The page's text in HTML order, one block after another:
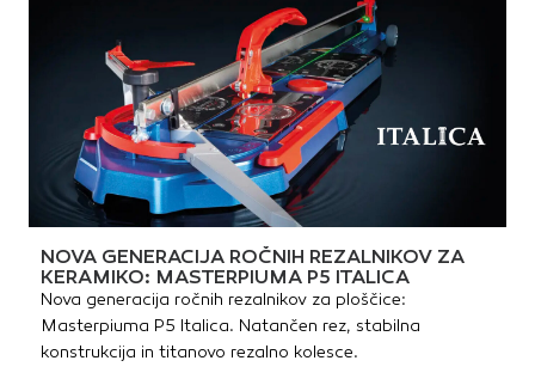
NOVA GENERACIJA ROČNIH REZALNIKOV ZA
KERAMIKO: MASTERPIUMA P5 ITALICA
Nova generacija ročnih rezalnikov za ploščice:
Masterpiuma P5 Italica. Natančen rez, stabilna
konstrukcija in titanovo rezalno kolesce.